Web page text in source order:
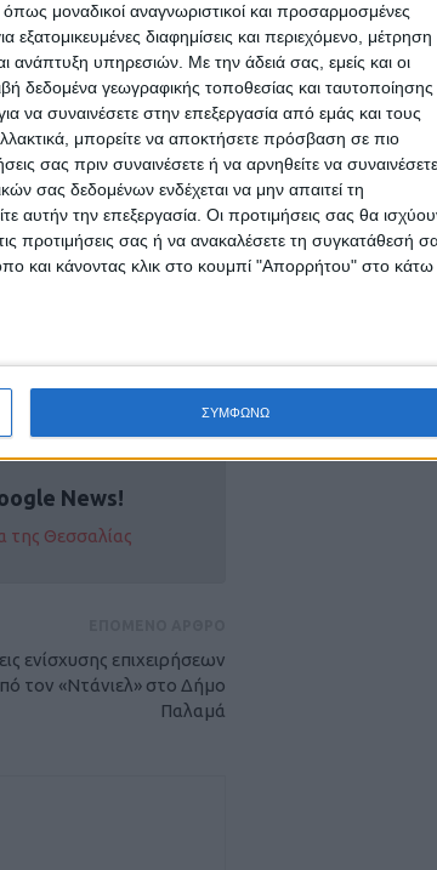
μοναδικοί αναγνωριστικοί και προσαρμοσμένες
διαφημίσεις και περιεχόμενο, μέτρηση
ανάπτυξη υπηρεσιών. Με την άδειά σας, εμείς και οι
δεδομένα γεωγραφικής τοποθεσίας και ταυτοποίησης
να συναινέσετε στην επεξεργασία από εμάς και τους
μπορείτε να αποκτήσετε πρόσβαση σε πιο
σας πριν συναινέσετε ή να αρνηθείτε να
σας δεδομένων ενδέχεται να μην απαιτεί τη
αυτήν την επεξεργασία. Οι προτιμήσεις σας θα
προτιμήσεις σας ή να ανακαλέσετε τη συγκατάθεσή
και κάνοντας κλικ στο κουμπί "Απορρήτου" στο κάτω
ΣΥΜΦΩΝΩ
της Εθνικής
Καταναλωτή
πληθωρισμό να
είχε εκλογές τον
News!
της Θεσσαλίας
ενίσχυσης επιχειρήσεων
τον «Ντάνιελ» στο Δήμο
Παλαμά